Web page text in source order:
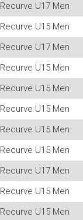
Recurve U17 Men
Recurve U15 Men
Recurve U17 Men
Recurve U15 Men
Recurve U15 Men
Recurve U15 Men
Recurve U15 Men
Recurve U15 Men
Recurve U17 Men
Recurve U15 Men
Recurve U15 Men